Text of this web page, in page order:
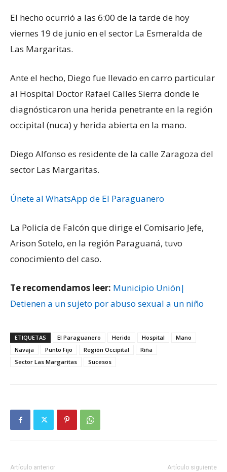
El hecho ocurrió a las 6:00 de la tarde de hoy
viernes 19 de junio en el sector La Esmeralda de
Las Margaritas.
Ante el hecho, Diego fue llevado en carro particular
al Hospital Doctor Rafael Calles Sierra donde le
diagnósticaron una herida penetrante en la región
occipital (nuca) y herida abierta en la mano.
Diego Alfonso es residente de la calle Zaragoza del
sector Las Margaritas.
Únete al WhatsApp de El Paraguanero
La Policía de Falcón que dirige el Comisario Jefe,
Arison Sotelo, en la región Paraguaná, tuvo
conocimiento del caso.
Te recomendamos leer: Municipio Unión|
Detienen a un sujeto por abuso sexual a un niño
ETIQUETAS El Paraguanero Herido Hospital
Mano
Navaja
Punto Fijo Región Occipital
Riña
Sector Las Margaritas
Sucesos
Artículo anterior Artículo siguiente